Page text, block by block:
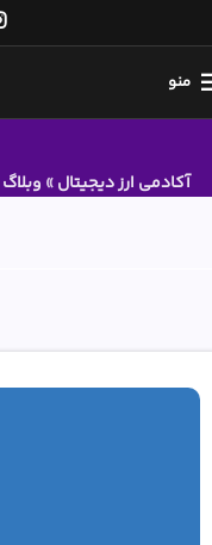
منو
آکادمی ارز دیجیتال» وبلاگ